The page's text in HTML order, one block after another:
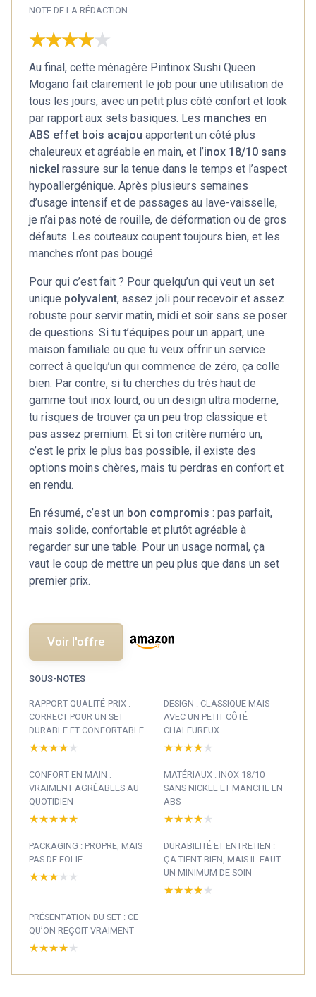
NOTE DE LA RÉDACTION
★★★★★
★★★★★
Au final, cette ménagère Pintinox Sushi Queen
Mogano fait clairement le job pour une utilisation de
tous les jours, avec un petit plus côté confort et look
par rapport aux sets basiques. Les manches en
ABS effet bois acajou apportent un côté plus
chaleureux et agréable en main, et l’inox 18/10 sans
nickel rassure sur la tenue dans le temps et l’aspect
hypoallergénique. Après plusieurs semaines
d’usage intensif et de passages au lave-vaisselle,
je n’ai pas noté de rouille, de déformation ou de gros
défauts. Les couteaux coupent toujours bien, et les
manches n’ont pas bougé.
Pour qui c’est fait ? Pour quelqu’un qui veut un set
unique polyvalent, assez joli pour recevoir et assez
robuste pour servir matin, midi et soir sans se poser
de questions. Si tu t’équipes pour un appart, une
maison familiale ou que tu veux offrir un service
correct à quelqu’un qui commence de zéro, ça colle
bien. Par contre, si tu cherches du très haut de
gamme tout inox lourd, ou un design ultra moderne,
tu risques de trouver ça un peu trop classique et
pas assez premium. Et si ton critère numéro un,
c’est le prix le plus bas possible, il existe des
options moins chères, mais tu perdras en confort et
en rendu.
En résumé, c’est un bon compromis : pas parfait,
mais solide, confortable et plutôt agréable à
regarder sur une table. Pour un usage normal, ça
vaut le coup de mettre un peu plus que dans un set
premier prix.
Voir l'offre
SOUS-NOTES
RAPPORT QUALITÉ-PRIX :
CORRECT POUR UN SET
DURABLE ET CONFORTABLE
★★★★★
★★★★★
DESIGN : CLASSIQUE MAIS
AVEC UN PETIT CÔTÉ
CHALEUREUX
★★★★★
★★★★★
CONFORT EN MAIN :
VRAIMENT AGRÉABLES AU
QUOTIDIEN
★★★★★
★★★★★
MATÉRIAUX : INOX 18/10
SANS NICKEL ET MANCHE EN
ABS
★★★★★
★★★★★
PACKAGING : PROPRE, MAIS
PAS DE FOLIE
★★★★★
★★★★★
DURABILITÉ ET ENTRETIEN :
ÇA TIENT BIEN, MAIS IL FAUT
UN MINIMUM DE SOIN
★★★★★
★★★★★
PRÉSENTATION DU SET : CE
QU’ON REÇOIT VRAIMENT
★★★★★
★★★★★